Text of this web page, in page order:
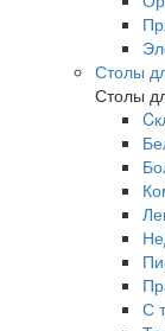
Столы
Столы
С